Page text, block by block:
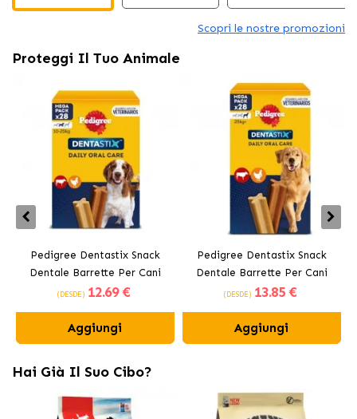
Scopri le nostre promozioni
Proteggi Il Tuo Animale
Pedigree Dentastix Snack
Dentale Barrette Per Cani
Medi 10-25 kg
(DESDE) 12.69 €
Aggiungi
Pedigree Dentastix Snack
Dentale Barrette Per Cani
Grandi +25 kg
(DESDE) 13.85 €
Aggiungi
Hai Già Il Suo Cibo?